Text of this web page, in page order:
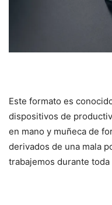
Este formato es
dispositivos de
en mano y muñeca de
derivados de una mala
trabajemos durante